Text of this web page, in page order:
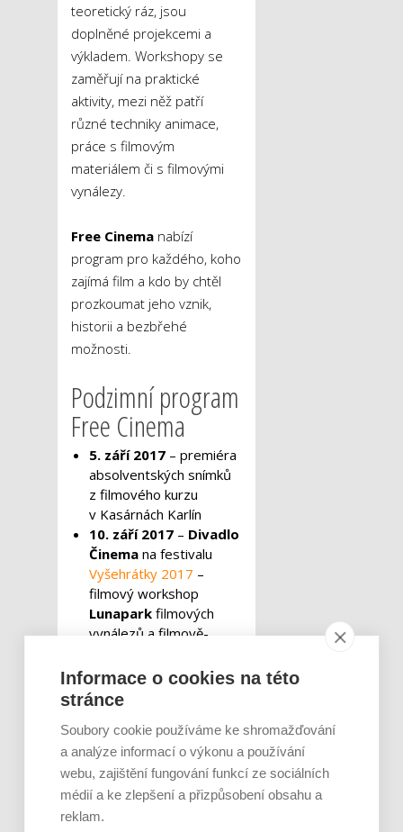
teoretický ráz, jsou
doplněné projekcemi a
výkladem. Workshopy se
zaměřují na praktické
aktivity, mezi něž patří
různé techniky animace,
práce s filmovým
materiálem či s filmovými
vynálezy.
Free Cinema nabízí
program pro každého, koho
zajímá film a kdo by chtěl
prozkoumat jeho vznik,
historii a bezbřehé
možnosti.
Podzimní program
Free Cinema
5. září 2017 – premiéra
absolventských snímků
z filmového kurzu
v Kasárnách Karlín
10. září 2017 – Divadlo
Činema na festivalu
Vyšehrátky 2017 –
filmový workshop
Lunapark filmových
vynálezů a filmově-
Fenomén Dismas
19. září 2017
prvního semestru
praktického filmového
kurzuJak stvořit film?
a teoretického kurzuJak
vidět film?
28. září – 1. října 2017
Informace o cookies na této
stránce
Soubory cookie používáme ke shromažďování
a analýze informací o výkonu a používání
webu, zajištění fungování funkcí ze sociálních
médií a ke zlepšení a přizpůsobení obsahu a
reklam.